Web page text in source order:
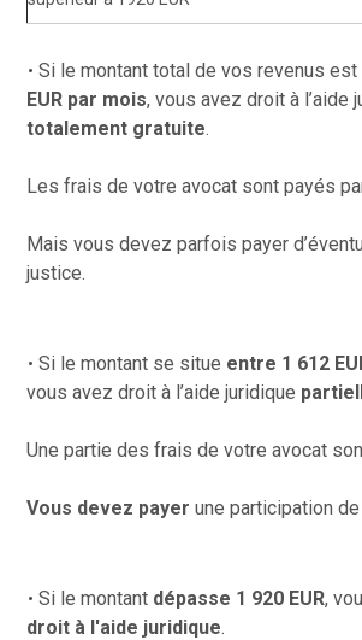
Si le montant total de vos revenus est
EUR par mois, vous avez droit à l’aide
totalement gratuite.
Les frais de votre avocat sont payés par
Mais vous devez parfois payer
justice.
Si le montant se situe entre 1 612
vous avez droit à l’aide juridique
Une partie des frais de votre avocat
Vous devez payer une participation de
Si le montant dépasse 1 920 EUR,
droit à l'aide juridique.